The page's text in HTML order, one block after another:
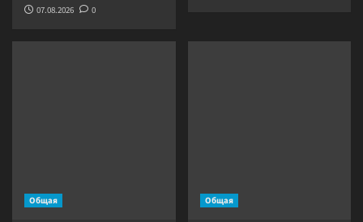
07.08.2026 0
Общая Общая